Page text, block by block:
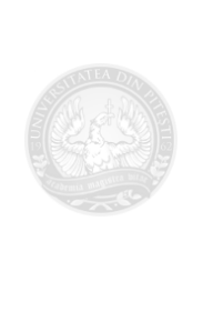
community
– PhD studies
unversitară